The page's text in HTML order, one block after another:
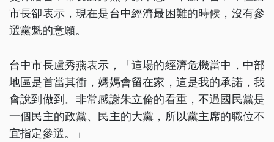
市長卻表示，現在是台中經濟最困難的時候，沒有參
選黨魁的意願。
台中市長盧秀燕表示，「這場的經濟危機當中，中部
地區是首當其衝，媽媽會留在家，這是我的承諾，我
會說到做到。非常感謝朱立倫的看重，不過國民黨是
一個民主的政黨、民主的大黨，所以黨主席的職位不
宜指定參選。」